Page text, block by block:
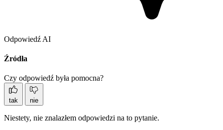
Odpowiedź AI
Źródła
Czy odpowiedź była pomocna?
tak nie
Niestety, nie znalazłem odpowiedzi na to pytanie.